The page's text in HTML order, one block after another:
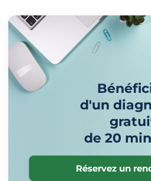
d'un
de 20
Réservez un